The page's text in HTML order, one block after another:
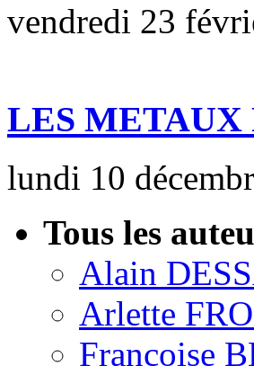
vendredi 23
LES METAUX
lundi 10
Tous les
Alain
Arlette
Françoise